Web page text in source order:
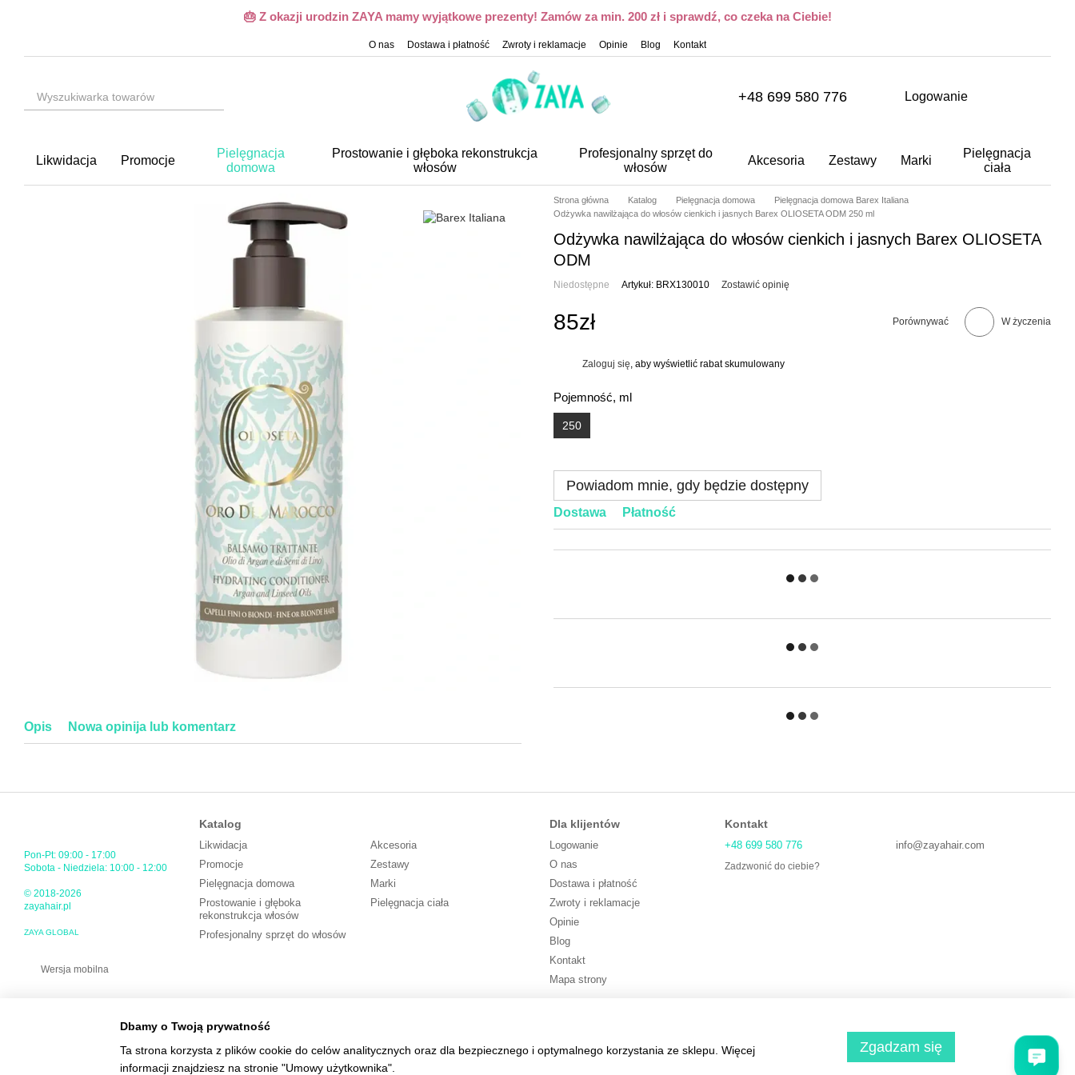
🎂 Z okazji urodzin ZAYA mamy wyjątkowe prezenty! Zamów za min. 200 zł i sprawdź, co czeka na Ciebie!
O nas Dostawa i płatność Zwroty i reklamacje Opinie Blog Kontakt
+48 699 580 776 Logowanie
Likwidacja Promocje
Pielęgnacja
domowa
Prostowanie i głęboka rekonstrukcja
włosów
Profesjonalny sprzęt do
włosów
Akcesoria Zestawy Marki
Pielęgnacja
ciała
Opis Nowa opinija lub komentarz
Strona główna Katalog Pielęgnacja domowa
Pielęgnacja domowa Barex Italiana
Odżywka nawilżająca do włosów cienkich i jasnych Barex OLIOSETA ODM 250 ml
Odżywka nawilżająca do włosów cienkich i jasnych Barex OLIOSETA
ODM
Niedostępne Artykuł: BRX130010 Zostawić opinię
85zł Porównywać W życzenia
Zaloguj się , aby wyświetlić rabat skumulowany
Pojemność, ml
250
Powiadom mnie, gdy będzie dostępny
Dostawa Płatność
Pon-Pt: 09:00 - 17:00
Sobota - Niedziela: 10:00 - 12:00
© 2018-2026
zayahair.pl
ZAYA GLOBAL
Wersja mobilna
Katalog
Likwidacja
Promocje
Pielęgnacja domowa
Prostowanie i głęboka
rekonstrukcja włosów
Profesjonalny sprzęt do włosów
Akcesoria
Zestawy
Marki
Pielęgnacja ciała
Dla klijentów
Logowanie
O nas
Dostawa i płatność
Zwroty i reklamacje
Opinie
Blog
Kontakt
Mapa strony
Kontakt
+48 699 580 776
Zadzwonić do ciebie?
info@zayahair.com
Dbamy o Twoją prywatność
Ta strona korzysta z plików cookie do celów analitycznych oraz dla bezpiecznego i optymalnego korzystania ze sklepu. Więcej
informacji znajdziesz na stronie "Umowy użytkownika".
Zgadzam się